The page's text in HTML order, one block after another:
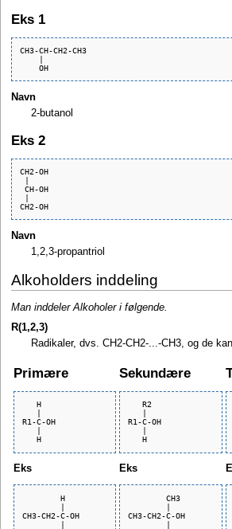
Eks 1
CH3-CH-CH2-CH3
    |
Navn
2-butanol
Eks 2
CH2-OH
|
CH-OH
|
Navn
1,2,3-propantriol
Alkoholders inddeling
Man inddeler Alkoholer i følgende.
R(1,2,3)
Radikaler, dvs. CH2-CH2-...-CH3, og de
Primære
   H
R1-C-OH
Eks
        H
        |
CH3-CH2-C-OH
        |
Sekundære
   R2
R1-C-OH
Eks
        CH3
        |
CH3-CH2-C-OH
        |